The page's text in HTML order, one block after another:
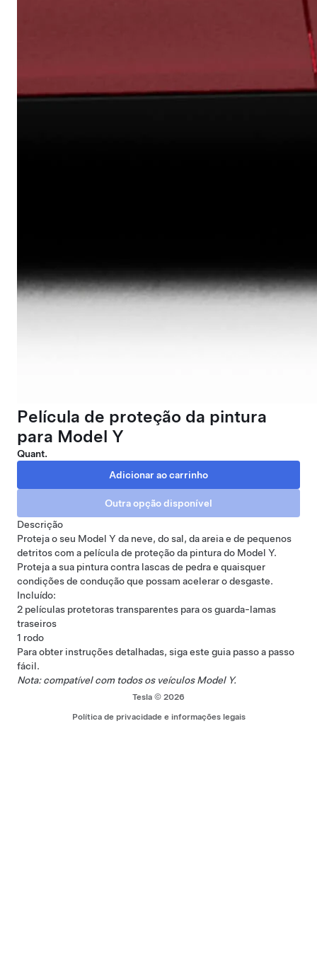
Película de proteção da pintura
para Model Y
Quant.
Descrição
Proteja o seu Model Y da neve, do sal, da areia e de pequenos
detritos com a película de proteção da pintura do Model Y.
Proteja a sua pintura contra lascas de pedra e quaisquer
condições de condução que possam acelerar o desgaste.
Incluído:
2 películas protetoras transparentes para os guarda-lamas
traseiros
1 rodo
Para obter instruções detalhadas, siga este guia passo a passo
fácil.
Nota: compatível com todos os veículos Model Y.
Tesla © 2026
Política de privacidade e informações legais